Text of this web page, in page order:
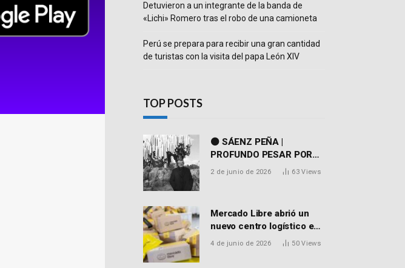
Detuvieron a un integrante de la banda de
«Lichi» Romero tras el robo de una camioneta
Perú se prepara para recibir una gran cantidad
de turistas con la visita del papa León XIV
TOP POSTS
⚫ SÁENZ PEÑA |
PROFUNDO PESAR POR
EL FALLECIMIENTO DEL
2 de junio de 2026 63Views
Mercado Libre abrió un
nuevo centro logístico en
Don Torcuato que
4 de junio de 2026 50Views